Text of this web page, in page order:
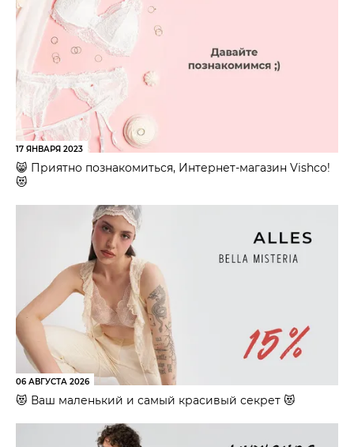
17 ЯНВАРЯ 2023
😸 Приятно познакомиться, Интернет-магазин Vishco!
😻
06 АВГУСТА 2026
😻 Ваш маленький и самый красивый секрет 😻